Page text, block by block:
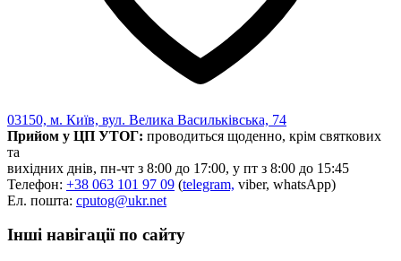
03150, м. Київ, вул. Велика Васильківська, 74
Прийом у ЦП УТОГ: проводиться щоденно, крім святкових
та
вихідних днів, пн-чт з 8:00 до 17:00, у пт з 8:00 до 15:45
Телефон: +38 063 101 97 09 (telegram, viber, whatsApp)
Ел. пошта: cputog@ukr.net
Інші навігації по сайту